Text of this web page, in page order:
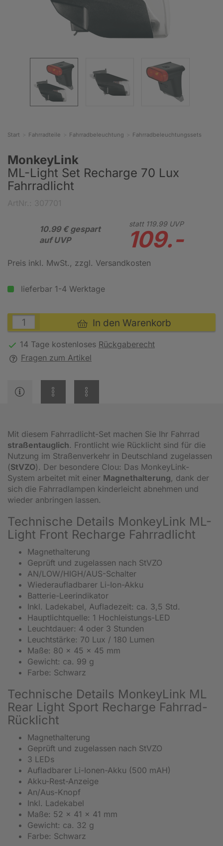
Start Fahrradteile Fahrradbeleuchtung Fahrradbeleuchtungssets
MonkeyLink
ML-Light Set Recharge 70 Lux
Fahrradlicht
10.99 € gespart
auf UVP
statt 119.99UVP
109.-
Preis inkl. MwSt., zzgl. Versandkosten
lieferbar 1-4 Werktage
In den Warenkorb
14 Tage kostenloses Rückgaberecht
Fragen zum Artikel
Mit diesem Fahrradlicht-Set machen Sie Ihr Fahrrad
straßentauglich. Frontlicht wie Rücklicht sind für die
Nutzung im Straßenverkehr in Deutschland zugelassen
(StVZO). Der besondere Clou: Das MonkeyLink-
System arbeitet mit einer Magnethalterung, dank der
sich die Fahrradlampen kinderleicht abnehmen und
wieder anbringen lassen.
Technische Details MonkeyLink ML-
Light Front Recharge Fahrradlicht
Magnethalterung
Geprüft und zugelassen nach StVZO
AN/LOW/HIGH/AUS-Schalter
Wiederaufladbarer Li-Ion-Akku
Batterie-Leerindikator
Inkl. Ladekabel, Aufladezeit: ca. 3,5 Std.
Hauptlichtquelle: 1 Hochleistungs-LED
Leuchtdauer: 4 oder 3 Stunden
Leuchtstärke: 70 Lux / 180 Lumen
Maße: 80 x 45 x 45 mm
Gewicht: ca. 99 g
Farbe: Schwarz
Technische Details MonkeyLink ML
Rear Light Sport Recharge Fahrrad-
Rücklicht
Magnethalterung
Geprüft und zugelassen nach StVZO
3 LEDs
Aufladbarer Li-Ionen-Akku (500 mAH)
Akku-Rest-Anzeige
An/Aus-Knopf
Inkl. Ladekabel
Maße: 52 x 41 x 41 mm
Gewicht: ca. 32 g
Farbe: Schwarz